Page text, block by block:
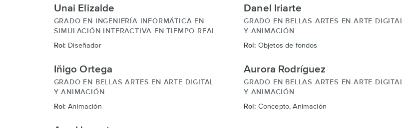
Unai Elizalde
GRADO EN INGENIERÍA INFORMÁTICA EN
SIMULACIÓN INTERACTIVA EN TIEMPO REAL
Rol: Diseñador
Danel Iriarte
GRADO EN BELLAS ARTES EN ARTE DIGITAL
Y ANIMACIÓN
Rol: Objetos de fondos
Iñigo Ortega
GRADO EN BELLAS ARTES EN ARTE DIGITAL
Y ANIMACIÓN
Rol:Animación
Aurora Rodríguez
GRADO EN BELLAS ARTES EN ARTE DIGITAL
Y ANIMACIÓN
Rol: Concepto, Animación